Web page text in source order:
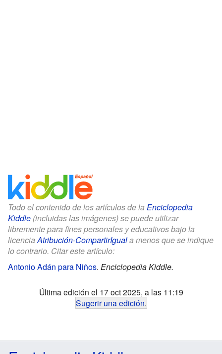
Todo el contenido de los artículos de la Enciclopedia
Kiddle (incluidas las imágenes) se puede utilizar
libremente para fines personales y educativos bajo la
licenciaAtribución-CompartirIguala menos que se indique
lo contrario. Citar este artículo:
Antonio Adán para Niños. Enciclopedia Kiddle.
Última edición el 17 oct 2025, a las 11:19
Sugerir una edición.